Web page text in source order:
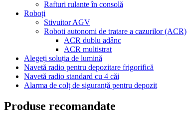
Rafturi rulante în consolă
Roboți
Stivuitor AGV
Roboti autonomi de tratare a cazurilor (ACR)
ACR dublu adânc
ACR multistrat
Alegeți soluția de lumină
Navetă radio pentru depozitare frigorifică
Navetă radio standard cu 4 căi
Alarma de colț de siguranță pentru depozit
Produse recomandate